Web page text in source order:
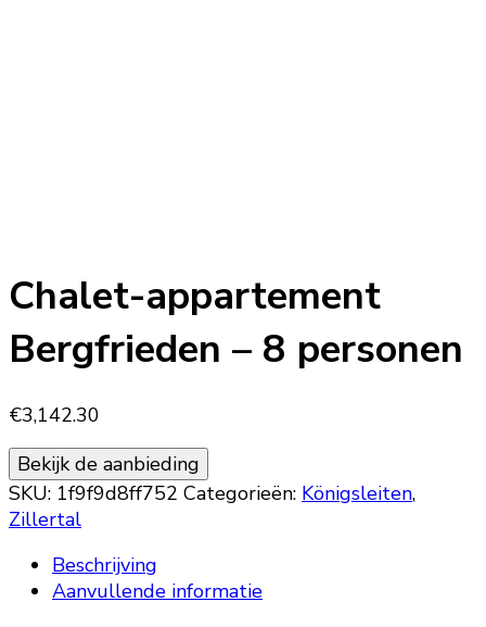
Chalet-appartement
Bergfrieden – 8 personen
€3,142.30
Bekijk de aanbieding
SKU: 1f9f9d8ff752 Categorieën: Königsleiten,
Zillertal
Beschrijving
Aanvullende informatie